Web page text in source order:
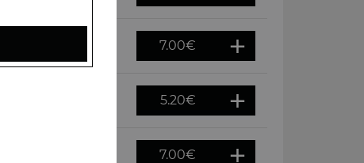
7.00€
5.20€
7.00€